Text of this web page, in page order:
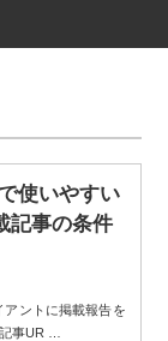
使いやすい
記事の条件
アントに掲載報告を
事UR